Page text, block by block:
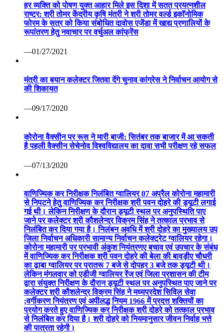
हर व्यक्ति को पोषण युक्त आहार मिले इस दिशा में सतत प्रयत्नशील
राष्ट्र: श्री तोमर केंद्रीय कृषि मंत्री ने श्री तोमर वर्ल्ड इकॉनोमिक
फोरम के सत्र को किया संबोधित दावोस एजेंडा में खाद्य प्रणालियों के
रूपांतरण हेतु नवाचार पर वर्चुअल कांफ्रेंस
—01/27/2021
मंत्री का बयान कलेक्टर जितवा देंगे चुनाव कांग्रेस ने निर्वाचन आयोग से
की शिकायत
—09/17/2020
कोरोना वैक्सीन पर रूस ने मारी बाजी: सितंबर तक बाजार में आ सकती
है पहली वैक्सीन सेचेनोव विश्वविद्यालय का दावा सभी परीक्षण रहे सफल
—07/13/2020
वाणिज्यिक कर निरीक्षक निलंबित ग्वालियर 07 अप्रैल कोरोना महामारी
से निपटने हेतु वाणिज्यिक कर निरीक्षक श्री पवन दोहरे की ड्यूटी लगाई
गई थी। लेकिन निरीक्षण के दौरान ड्यूटी स्थल पर अनुपस्थिति पाए
जाने पर कलेक्टर श्री कौशलेन्द्र विक्रम सिंह ने तत्काल प्रभाव से
निलंबित कर दिया गया है। निलंबन अवधि में श्री दोहरे का मुख्यालय उप
जिला निर्वाचन अधिकारी सामान्य निर्वाचन कलेक्ट्रेट ग्वालियर रहेगा।
कोरोना महामारी पर प्रभावी अंकुश नियंत्रणए बचाव एवं उपचार के संबंध
में वाणिज्यिक कर निरीक्षक श्री पवन दोहरे की बेला की बावड़ीए चौधरी
का ढ़ाबा ग्वालियर पर प्रातरू 7 बजे से दोपहर 3 बजे तक ड्यूटी थी।
लेकिन मंगलवार को एडीजी ग्वालियर रेंज एवं जिला प्रशासन की टीम
द्वारा संयुक्त निरीक्षण के दौरान ड्यूटी स्थल पर अनुपस्थित पाए जाने पर
कलेक्टर श्री कौशलेन्द्र विक्रम सिंह ने मध्यप्रदेश सिविल सेवा
;वर्गीकरण नियंत्रण एवं अपीलद्ध नियम 1966 में प्रदत्त शक्तियों का
प्रयोग करते हुए वाणिज्यिक कर निरीक्षक श्री दोहरे को तत्काल प्रभाव
से निलंबित कर दिया है। श्री दोहरे को नियमानुसार जीवन निर्वाह भत्ते
की पात्रता रहेगी।